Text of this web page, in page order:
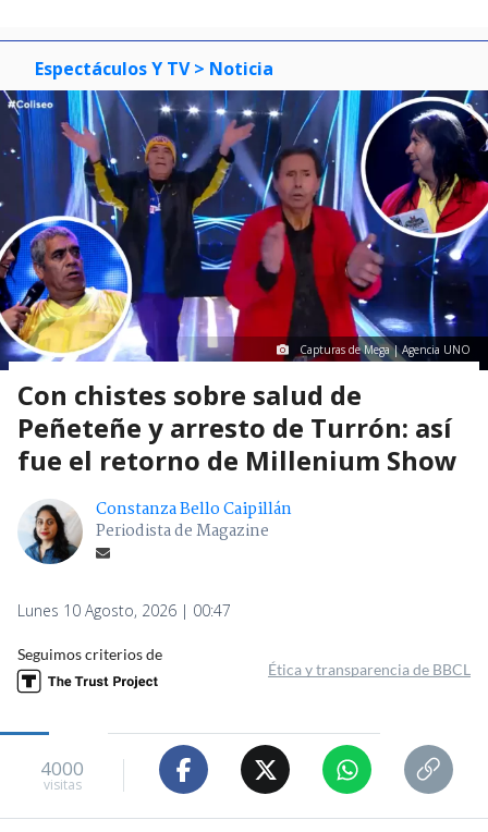
Espectáculos Y TV > Noticia
Capturas de Mega | Agencia UNO
Con chistes sobre salud de
Peñeteñe y arresto de Turrón: así
fue el retorno de Millenium Show
Constanza Bello Caipillán
Periodista de Magazine
Lunes 10 Agosto, 2026 | 00:47
Seguimos criterios de
Ética y transparencia de BBCL
4000
visitas